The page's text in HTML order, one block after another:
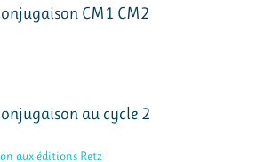
CM1 CM2
au cycle 2